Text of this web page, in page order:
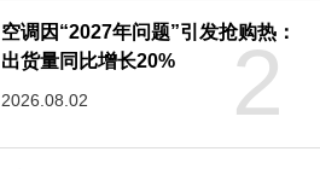
2
空调因“2027年问题”引发抢购热：
出货量同比增长20%
2026.08.02